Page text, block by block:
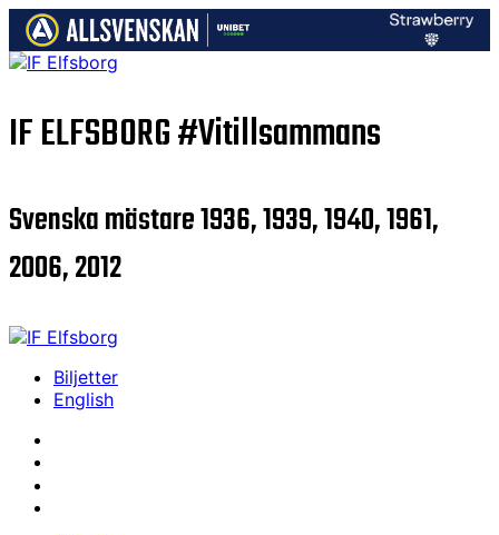
IF ELFSBORG#Vitillsammans
Svenska mästare 1936, 1939, 1940, 1961,
2006, 2012
Biljetter
English